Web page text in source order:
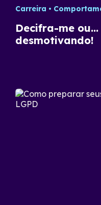
Carreira
Decifra-me ou…
desmotivando!